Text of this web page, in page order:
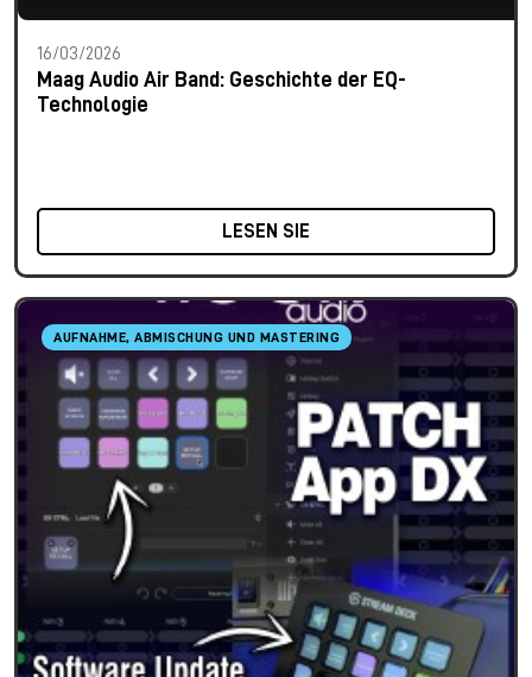
16/03/2026
Maag Audio Air Band: Geschichte der EQ-
Technologie
LESEN SIE
AUFNAHME, ABMISCHUNG UND MASTERING